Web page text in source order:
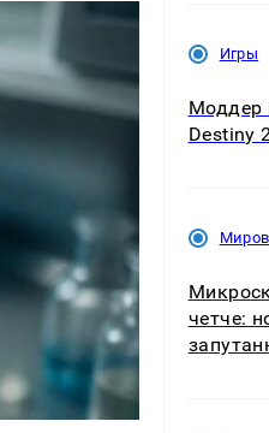
Игры
Моддер
Destiny
четче: